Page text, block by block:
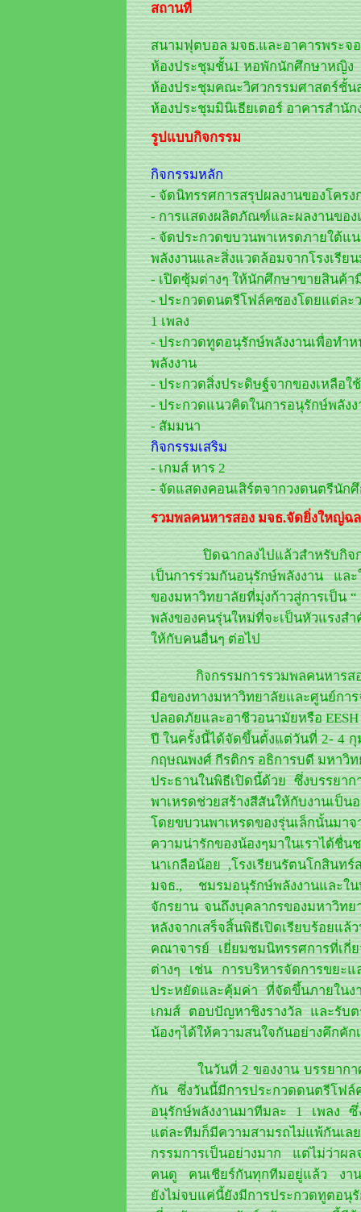
สถานที่
สนามฟุตบอล มจธ.และอาคารพระจ
ห้องประชุมชั้น1 หอพักนักศึกษาหญิง
ห้องประชุมคณะวิศวกรรมศาสตร์ชั้น
ห้องประชุมมินิเธียเตอร์ อาคารสำนั
รูปแบบกิจกรรม
กิจกรรมหลัก
- จัดนิทรรศการสรุปผลงานของโครง
- การแสดงผลิตภัณฑ์และผลงานขอ
- จัดประกวดขบวนพาเหรดภายใต้แ
พลังงานและสิ่งแวดล้อมจากโรงเรี
- เปิดซุ้มต่างๆ ให้นักศึกษาขายสินค้
- ประกวดดนตรีโฟล์คซองโดยแต่ละ
1 เพลง
- ประกวดทูตอนุรักษ์พลังงานเพื่อทำ
พลังงาน
- ประกวดสิ่งประดิษฐ์จากของเหลือใช้
- ประกวดแนวคิดในการอนุรักษ์พลัง
- สัมมนา
กิจกรรมเสริม
- เกมส์ หาร 2
- จัดแสดงคอนเสิร์ตจากวงดนตรีนัก
รวมพลคนหารสอง มจธ.จัดยิ่งใหญ่ฉล
ปิดฉากลงไปแล้วสำหรับกิ
เป็นการร่วมกันอนุรักษ์พลังงาน แล
ของมหาวิทยาลัยที่มุ่งก้าวสู่การเป็น
พลังของคนรุ่นใหม่ที่จะเป็นหัวแรงส
ให้กับคนอื่นๆ ต่อไป
กิจกรรมการรวมพลคนหารสองใ
มือของทางมหาวิทยาลัยและศูนย์
ปลอดภัยและอาชีวอนามัยหรือ
ปี ในครั้งนี้ได้จัดขึ้นตั้งแต่วันที่ 2- 4
กฤษณพงศ์ กีรติกร อธิการบดี มหาวิท
ประธานในพิธีเปิดนี้ด้วย ซึ่งบรรยา
พาเหรดช่วยสร้างสีสันให้กับงานเป็
โดยขบวนพาเหรดของรุ่นเล็กนั้นม
ความน่ารักของน้องๆมาในเราได้ชื่
นาเกลือน้อย ,โรงเรียนรัตนโกสิน
มจธ., ชมรมอนุรักษ์พลังงานและ
จักรยาน จนถึงบุคลากรของมหาวิท
หลังจากเสร็จสิ้นพิธีเปิดเรียบร้
คณาจารย์ เยี่ยมชมนิทรรศการที่เกี่
ต่างๆ เช่น การบริหารจัดการขยะ
ประหยัดและคุ้มค่า ที่จัดขึ้นภายในง
เกมส์ ตอบปัญหาชิงรางวัล และรับ
น้องๆได้ให้ความสนใจกันอย่างคึกคัก
ในวันที่ 2 ของงาน บรรยากาศเ
กัน ซึ่งวันนี้มีการประกวดดนตรีโฟล์
อนุรักษ์พลังงานมาทีมละ 1 เพลง ซึ่
แต่ละทีมก็มีความสามรถไม่แพ้กัน
กรรมการเป็นอย่างมาก แต่ไม่ว่าผล
คนดู คนเชียร์กันทุกทีมอยู่แล้ว งาน
ยังไม่จบแค่นี้ยังมีการประกวดทูตอนุ